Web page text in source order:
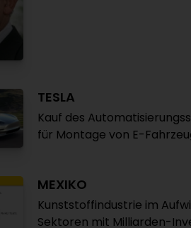
TESLA
Kauf des
für Montage von E-
MEXIKO
Kunststoffindustrie im
Sektoren mit Milliarden-